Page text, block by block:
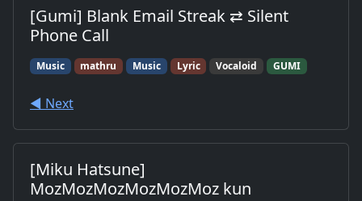
[Gumi] Blank Email Streak ⇄ Silent
Phone Call
Music mathru Music Lyric Vocaloid GUMI
◀︎ Next
[Miku Hatsune]
MozMozMozMozMozMoz kun